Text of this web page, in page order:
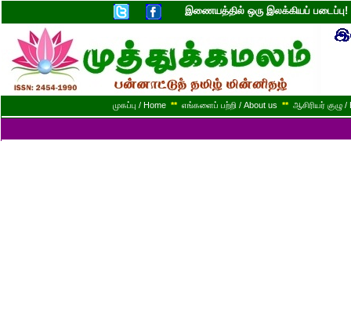
இணையத்தில் ஒரு இலக்கியப்
முகப்பு / Home ** எங்களைப் பற்றி / About us ** ஆசிரியர் குழு